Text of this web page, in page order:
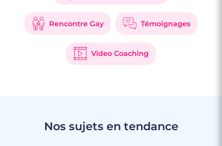
Rencontre Gay Témoignages
Video Coaching
Nos sujets en tendance